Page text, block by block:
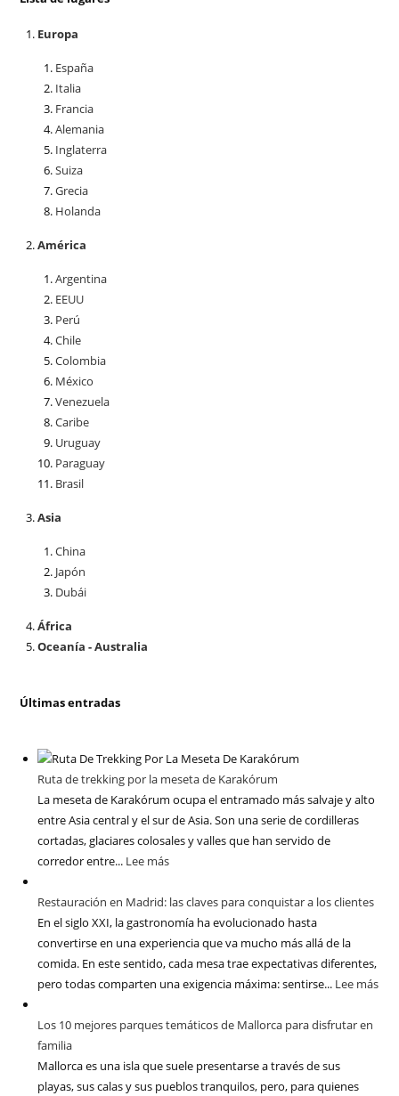
Europa
España
Italia
Francia
Alemania
Inglaterra
Suiza
Grecia
Holanda
América
Argentina
EEUU
Perú
Chile
Colombia
México
Venezuela
Caribe
Uruguay
Paraguay
Brasil
Asia
China
Japón
Dubái
África
Oceanía - Australia
Últimas entradas
Ruta de trekking por la meseta de Karakórum
La meseta de Karakórum ocupa el entramado más salvaje y alto
entre Asia central y el sur de Asia. Son una serie de cordilleras
cortadas, glaciares colosales y valles que han servido de
corredor entre... Lee más
Restauración en Madrid: las claves para conquistar a los clientes
En el siglo XXI, la gastronomía ha evolucionado hasta
convertirse en una experiencia que va mucho más allá de la
comida. En este sentido, cada mesa trae expectativas diferentes,
pero todas comparten una exigencia máxima: sentirse... Lee más
Los 10 mejores parques temáticos de Mallorca para disfrutar en
familia
Mallorca es una isla que suele presentarse a través de sus
playas, sus calas y sus pueblos tranquilos, pero, para quienes